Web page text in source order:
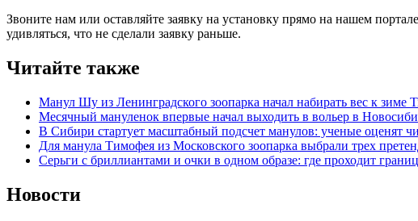
Звоните нам или оставляйте заявку на установку прямо на нашем
удивляться, что не сделали заявку раньше.
Читайте также
Манул Шу из Ленинградского зоопарка начал набирать вес к зиме
Месячный мануленок впервые начал выходить в вольер в
В Сибири стартует масштабный подсчет манулов: ученые оценят
Для манула Тимофея из Московского зоопарка выбрали трех
Серьги с бриллиантами и очки в одном образе: где проходит
Новости